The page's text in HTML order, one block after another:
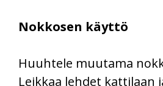
Nokkosen käyttö
Huuhtele muutama
Leikkaa lehdet kattilaan